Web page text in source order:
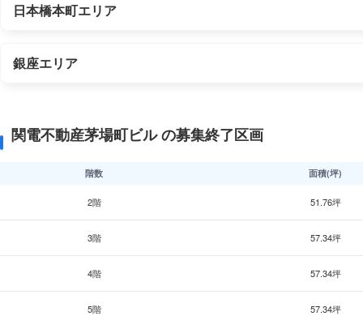
日本橋本町エリア
銀座エリア
関電不動産茅場町ビル の募集終了区画
階数 面積(坪)
2階 51.76坪
3階 57.34坪
4階 57.34坪
5階 57.34坪